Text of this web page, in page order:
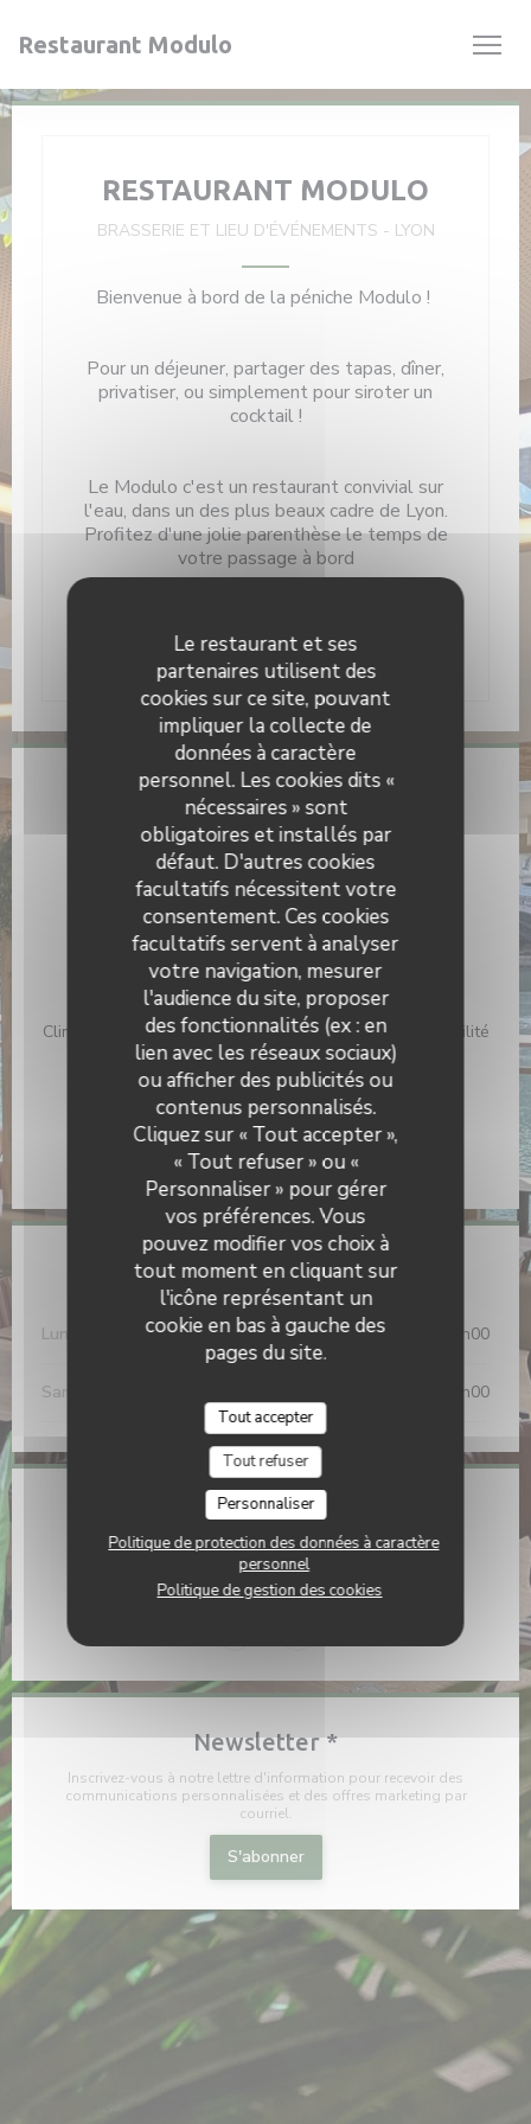
Le restaurant et ses
partenaires utilisent des
cookies sur ce site, pouvant
impliquer la collecte de
données à caractère
personnel. Les cookies dits «
nécessaires » sont
obligatoires et installés par
défaut. D'autres cookies
facultatifs nécessitent votre
consentement. Ces cookies
facultatifs servent à analyser
votre navigation, mesurer
l'audience du site, proposer
des fonctionnalités (ex : en
lien avec les réseaux sociaux)
ou afficher des publicités ou
contenus personnalisés.
Cliquez sur « Tout accepter »,
« Tout refuser » ou «
Personnaliser » pour gérer
vos préférences. Vous
pouvez modifier vos choix à
tout moment en cliquant sur
l'icône représentant un
cookie en bas à gauche des
pages du site.
Tout accepter
Tout refuser
Personnaliser
Politique de protection des données à caractère
personnel
Politique de gestion des cookies
Restaurant Modulo
RESTAURANT MODULO
BRASSERIE ET LIEU D'ÉVÉNEMENTS - LYON
Bienvenue à bord de la péniche Modulo !
Pour un déjeuner, partager des tapas, dîner,
privatiser, ou simplement pour siroter un
cocktail !
Le Modulo c'est un restaurant convivial sur
l'eau, dans un des plus beaux cadre de Lyon.
Profitez d'une jolie parenthèse le temps de
votre passage à bord
Nous vous accueillons tout au long de
l'année 7j/7
Infos pratiques
Cuisine
Cuisine d'été, Produits frais, Fait maison
Type de restaurant
Brasserie et lieu d'événements, Péniche restaurant,
Brasserie
Services
Climatisation, Privatisation, Accès aux personnes à mobilité
réduite, Terrasse, Wifi
Moyens de paiement
Chèques Vacances, Titres restaurant, Carte Bleue,
American Express, Apple Pay, Eurocard/Mastercard,
Paiement Sans Contact, Visa
Horaires
Lun 10h00 - 01h00
Sam 09h00 - 01h00
Adresse
15 Quai du Général Sarrail 69006 Lyon ((ouvre une
04 78 60 14 37
Facebook ((ouvre une nouvelle
Instagram ((ouvre une
Newsletter*
Inscrivez-vous à notre lettre d'information pour recevoir des
communications personnalisées et des offres marketing par
courriel.
S'abonner
Restaurant Modulo